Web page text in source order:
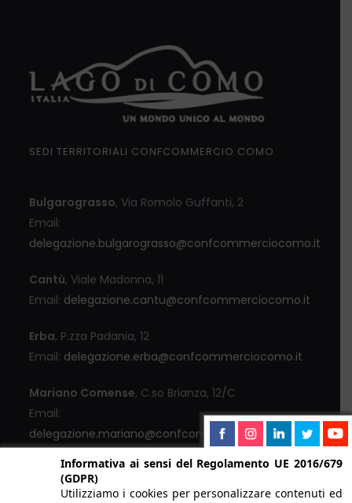
SEDI TERRITORIALI CONFCOMMERCIO COMO
Bulgarograsso, Via Romolo Guffanti, 2
Email:
delegazione.bulgarograsso@confcommerciocomo.it
Cantù, Viale Madonna, 11
Email: delegazione.cantu@confcommerciocomo.it
Erba, P.zza Padania, 12
Email: delegazione.erba@confcommerciocomo.it
Mariano Comense, C.so Brianza, 12/C
Email:
delegazione.mariano@confcommerciocomo.it
Menaggio, Via Lusardi, 55
Informativa ai sensi del Regolamento UE 2016/679
(GDPR)
Utilizziamo i cookies per personalizzare contenuti ed